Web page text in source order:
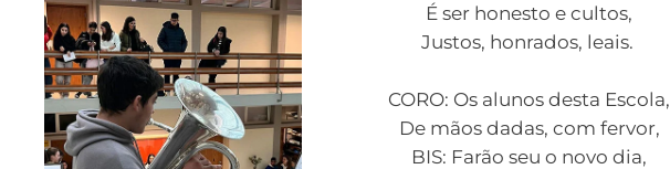
É ser honesto e cultos,
Justos, honrados, leais.
CORO: Os alunos desta Escola,
De mãos dadas, com fervor,
BIS: Farão seu o novo dia,